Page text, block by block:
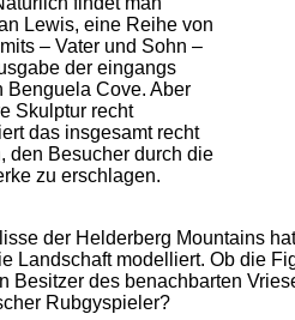
Lewis, eine Reihe von
– Vater und Sohn –
der eingangs
Benguela Cove. Aber
Skulptur recht
das insgesamt recht
den Besucher durch die
zu erschlagen.
der Helderberg Mountains
Landschaft modelliert. Ob die
Besitzer des benachbarten
Rubgyspieler?